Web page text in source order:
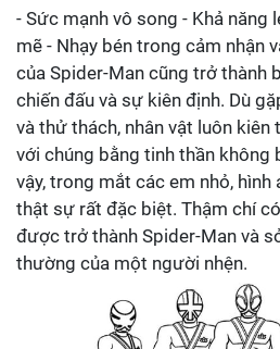
- Sức mạnh vô song - Khả năng
mẽ - Nhạy bén trong cảm nhận
của Spider-Man cũng trở thành
chiến đấu và sự kiên định. Dù
và thử thách, nhân vật luôn
với chúng bằng tinh thần không
vậy, trong mắt các em nhỏ, hình
thật sự rất đặc biệt. Thậm chí
được trở thành Spider-Man và
thường của một người nhện.